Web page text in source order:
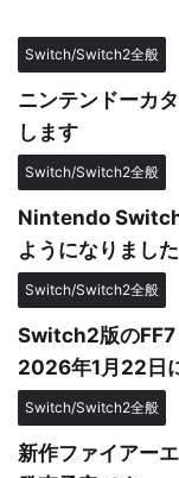
Switch/Switch2全般
ニンテンドーカ
します
Switch/Switch2全般
Nintendo
ようになりました
Switch/Switch2全般
Switch2版のFF7
2026年1月22日
Switch/Switch2全般
新作ファイアー